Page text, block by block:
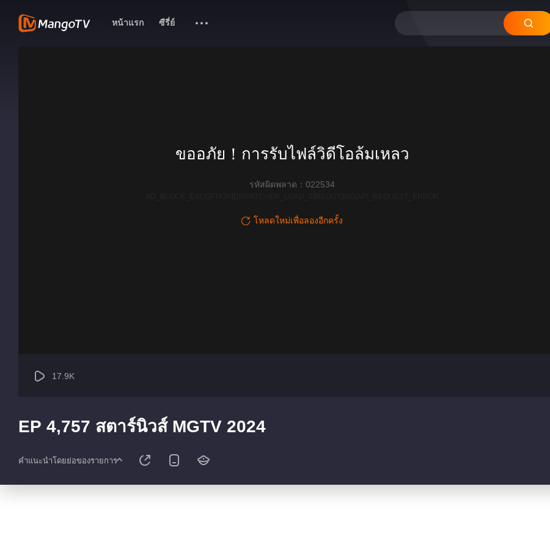
หน้าแรก ซีรี่ย์
ขออภัย！การรับไฟล์วิดีโอล้มเหลว
รหัสผิดพลาด：022534
โหลดใหม่เพื่อลองอีกครั้ง
17.9K
EP 4,757 สตาร์นิวส์ MGTV 2024
คำแนะนำโดยย่อของรายการ